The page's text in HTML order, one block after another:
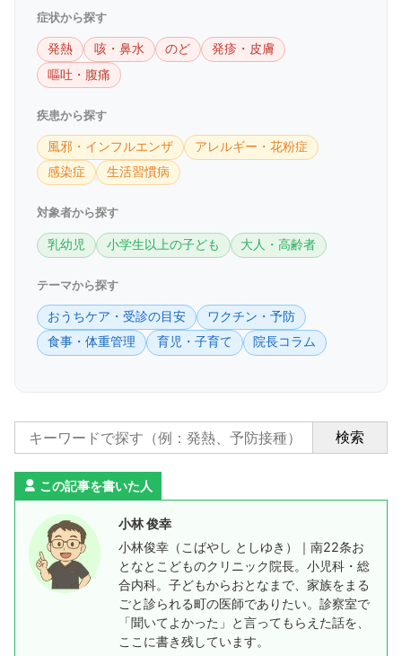
症状から探す
発熱 咳・鼻水 のど
発疹・皮膚
嘔吐・腹痛
疾患から探す
風邪・インフルエンザ
アレルギー・花粉症
感染症
生活習慣病
対象者から探す
乳幼児 小学生以上の子ども 大人・高齢者
テーマから探す
おうちケア・受診の目安
ワクチン・予防
食事・体重管理
育児・子育て 院長コラム
検索
この記事を書いた人
小林 俊幸
小林俊幸（こばやし としゆき）｜南22条お
となとこどものクリニック院長。小児科・総
合内科。子どもからおとなまで、家族をまる
ごと診られる町の医師でありたい。診察室で
「聞いてよかった」と言ってもらえた話を、
ここに書き残しています。